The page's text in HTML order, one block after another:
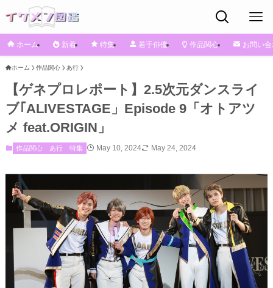
ホーム 新着 特集 若手俳優 作品関心 お問い
ホーム 作品関心 あ行
【ゲネプロレポート】2.5次元ダンスライ
ブ｢ALIVESTAGE」Episode 9「オトアツ
メ feat.ORIGIN」
作品関心 あ行 特集 May 10, 2024 May 24, 2024